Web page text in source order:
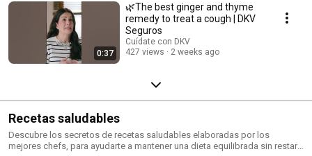
0:37
🌿The best ginger and thyme
remedy to treat a cough | DKV
Seguros
Cuídate con DKV
427 views
2 weeks ago
Recetas saludables
Descubre los secretos de recetas saludables elaboradas por los
mejores chefs, para ayudarte a mantener una dieta equilibrada sin restar